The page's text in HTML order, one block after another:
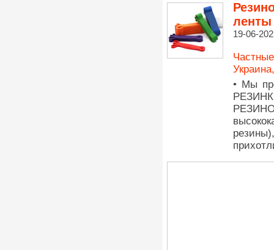
ленты
19-06-
• Мы